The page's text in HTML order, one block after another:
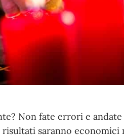
Non fate errori e andate
saranno economici